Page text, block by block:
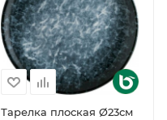
Тарелка плоская Ø23см